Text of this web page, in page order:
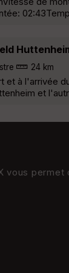
24 km
et à l'arrivée
et
vous